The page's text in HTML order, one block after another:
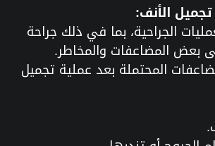
الأنف:
الجراحية، بما في ذلك جراحة
بعض المضاعفات والمخاطر.
المحتملة بعد عملية تجميل